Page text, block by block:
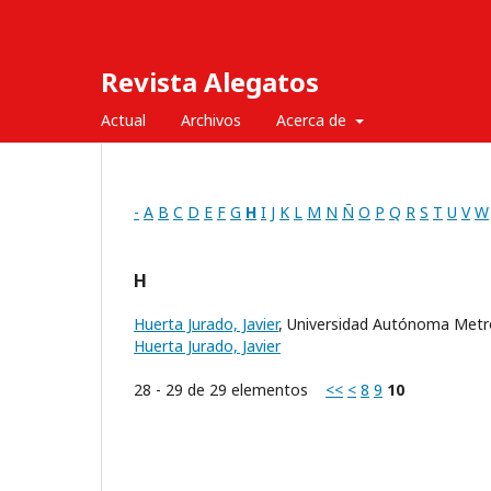
Revista Alegatos
Actual Archivos Acerca de
- A B C D E F G H I J K L M N Ñ O P Q R S T U V W
H
Huerta Jurado, Javier, Universidad Autónoma
Huerta Jurado, Javier
28 - 29 de 29 elementos << < 8 9 10